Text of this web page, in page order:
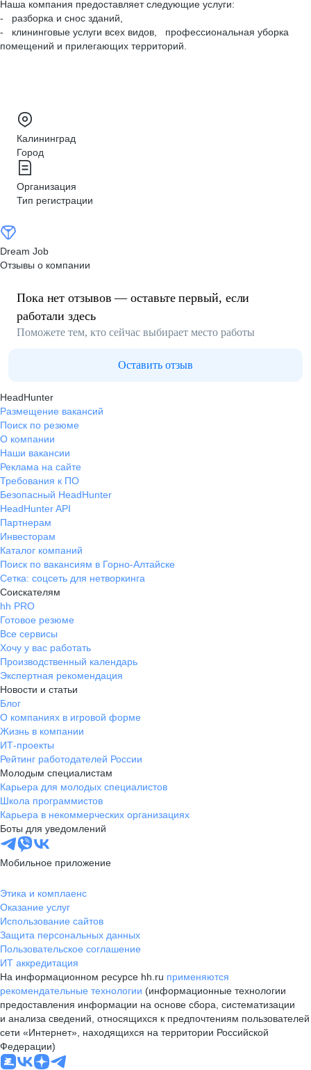
Наша компания предоставляет следующие услуги:
- разборка и снос зданий,
- клининговые услуги всех видов, профессиональная уборка
помещений и прилегающих территорий.
Калининград
Город
Организация
Тип регистрации
Dream Job
Отзывы о компании
Пока нет отзывов — оставьте первый, если
работали здесь
Поможете тем, кто сейчас выбирает место работы
Оставить отзыв
HeadHunter
Размещение вакансий
Поиск по резюме
О компании
Наши вакансии
Реклама на сайте
Требования к ПО
Безопасный HeadHunter
HeadHunter API
Партнерам
Инвесторам
Каталог компаний
Поиск по вакансиям в Горно-Алтайске
Сетка: соцсеть для нетворкинга
Соискателям
hh PRO
Готовое резюме
Все сервисы
Хочу у вас работать
Производственный календарь
Экспертная рекомендация
Новости и статьи
Блог
О компаниях в игровой форме
Жизнь в компании
ИТ-проекты
Рейтинг работодателей России
Молодым специалистам
Карьера для молодых специалистов
Школа программистов
Карьера в некоммерческих организациях
Боты для уведомлений
Мобильное приложение
Этика и комплаенс
Оказание услуг
Использование сайтов
Защита персональных данных
Пользовательское соглашение
ИТ аккредитация
На информационном ресурсе hh.ru применяются
рекомендательные технологии (информационные технологии
предоставления информации на основе сбора, систематизации
и анализа сведений, относящихся к предпочтениям пользователей
сети «Интернет», находящихся на территории Российской
Федерации)